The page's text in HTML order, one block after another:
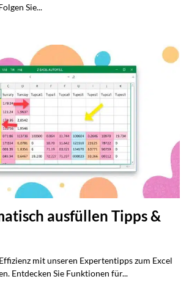
Sie...
ausfüllen Tipps &
mit unseren Expertentipps zum Excel
Entdecken Sie Funktionen für...